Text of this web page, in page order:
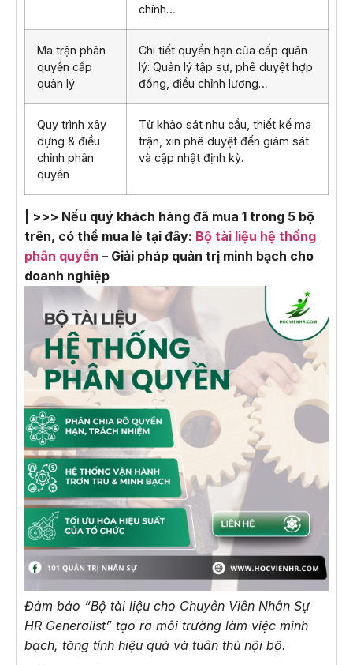
chính…
Ma trận phân
quyền cấp
quản lý
Chi tiết quyền hạn của cấp quản
lý: Quản lý tập sự, phê duyệt hợp
đồng, điều chỉnh lương…
Quy trình xây
dựng & điều
chỉnh phân
quyền
Từ khảo sát nhu cầu, thiết kế ma
trận, xin phê duyệt đến giám sát
và cập nhật định kỳ.
| >>> Nếu quý khách hàng đã mua 1 trong 5 bộ
trên, có thể mua lẻ tại đây: Bộ tài liệu hệ thống
phân quyền – Giải pháp quản trị minh bạch cho
doanh nghiệp
Đảm bảo “Bộ tài liệu cho Chuyên Viên Nhân Sự
HR Generalist” tạo ra môi trường làm việc minh
bạch, tăng tính hiệu quả và tuân thủ nội bộ.